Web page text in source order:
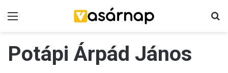
Potápi Árpád János